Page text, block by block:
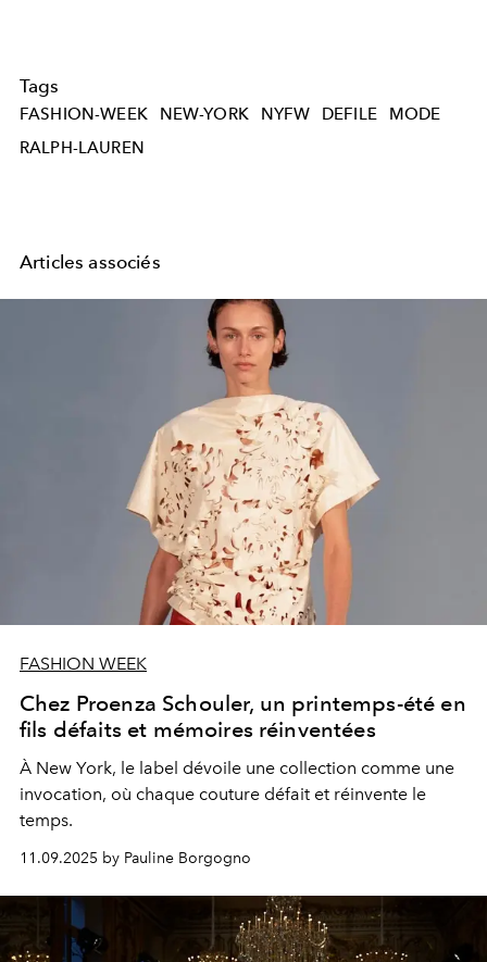
Tags
FASHION-WEEK NEW-YORK NYFW DEFILE
MODE
RALPH-LAUREN
Articles associés
FASHION WEEK
Chez Proenza Schouler, un printemps-été en
fils défaits et mémoires réinventées
À New York, le label dévoile une collection comme une
invocation, où chaque couture défait et réinvente le
temps.
11.09.2025 by Pauline Borgogno